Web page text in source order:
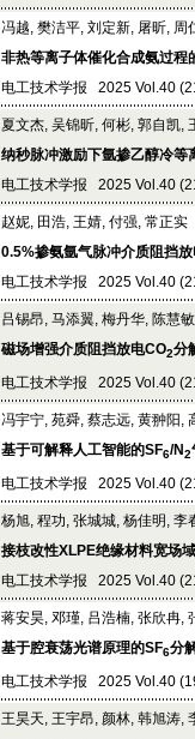
冯越, 樊洁平, 刘定新, 屠昕, 周
非热等离子体催化合成氨过程
电工技术学报 2025 Vol.40
夏文杰, 吴锦昕, 何彬, 郭自凯,
纳秒脉冲激励下氩掺乙醇冷等
电工技术学报 2025 Vol.40
赵妮, 田浩, 王婧, 付强, 常正实
0.5%掺氨氩气脉冲介质阻挡
电工技术学报 2025 Vol.40
吕锡昂, 马添翼, 梅丹华, 陈慧
磁场增强介质阻挡放电CO2分
电工技术学报 2025 Vol.40
冯宇宁, 苑舜, 蔡志远, 黄翀阳,
基于可解释人工智能的SF6/N2
电工技术学报 2025 Vol.40
杨旭, 程功, 张城城, 杨佳明, 李
接枝改性XLPE绝缘材料宽场
电工技术学报 2025 Vol.40
蒋安昊, 邓瑾, 吕浩楠, 张欣冉,
基于腔衰荡光谱原理的SF6分
电工技术学报 2025 Vol.40
王昊天, 王宇昂, 颜林, 韩旭涛,